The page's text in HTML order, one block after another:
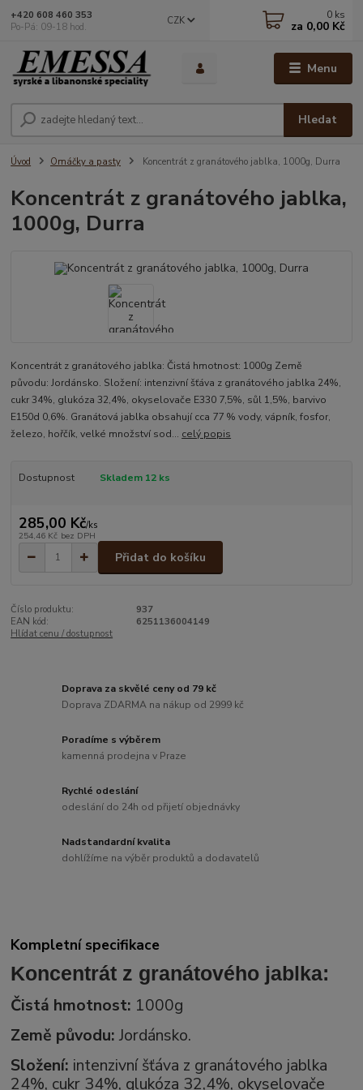
Menu
CZK
Hledat
+420 608 460 353
Po-Pá: 09-18 hod.
0 ks
za 0,00 Kč
Úvod Omáčky a pasty Koncentrát z granátového jablka, 1000g, Durra
Koncentrát z granátového jablka,
1000g, Durra
Koncentrát z granátového jablka: Čistá hmotnost: 1000g Země
původu: Jordánsko. Složení: intenzivní šťáva z granátového jablka 24%,
cukr 34%, glukóza 32,4%, okyselovače E330 7,5%, sůl 1,5%, barvivo
E150d 0,6%. Granátová jablka obsahují cca 77 % vody, vápník, fosfor,
železo, hořčík, velké množství sod... celý popis
Dostupnost Skladem 12 ks
285,00 Kč/ks
254,46 Kč bez DPH
Přidat do košíku
Číslo produktu:
937
EAN kód:
6251136004149
Hlídat cenu / dostupnost
Doprava za skvělé ceny od 79 kč
Doprava ZDARMA na nákup od 2999 kč
Poradíme s výběrem
kamenná prodejna v Praze
Rychlé odeslání
odeslání do 24h od přijetí objednávky
Nadstandardní kvalita
dohlížíme na výběr produktů a dodavatelů
Kompletní specifikace
Koncentrát z granátového jablka:
Čistá hmotnost: 1000g
Země původu: Jordánsko.
Složení: intenzivní šťáva z granátového jablka
24%, cukr 34%, glukóza 32,4%, okyselovače